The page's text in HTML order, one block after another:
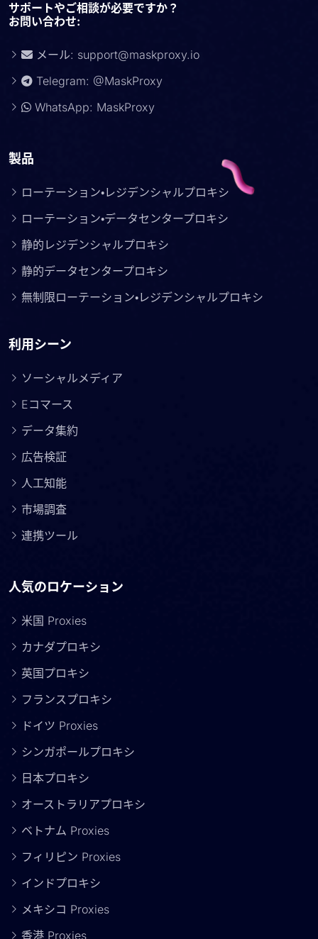
サポートやご相談が必要ですか？
お問い合わせ:
メール: support@maskproxy.io
Telegram: @MaskProxy
WhatsApp: MaskProxy
製品
ローテーション・レジデンシャルプロキシ
ローテーション・データセンタープロキシ
静的レジデンシャルプロキシ
静的データセンタープロキシ
無制限ローテーション・レジデンシャルプロキシ
利用シーン
ソーシャルメディア
Eコマース
データ集約
広告検証
人工知能
市場調査
連携ツール
人気のロケーション
米国 Proxies
カナダプロキシ
英国プロキシ
フランスプロキシ
ドイツ Proxies
シンガポールプロキシ
日本プロキシ
オーストラリアプロキシ
ベトナム Proxies
フィリピン Proxies
インドプロキシ
メキシコ Proxies
香港 Proxies